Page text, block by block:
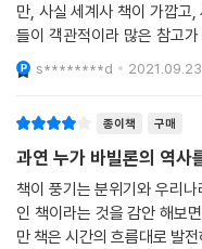
만, 사실 세계사 책이 가깝고
들이 객관적이라 많은 참고가 된다. CLC(기독교문서선교
근동시리즈로 비슷한 표지와
되고 있는데 그
s********d
종이책 구매
과연 누가 바빌론의 역사
책이 풍기는 분위기와 우리
인 책이라는 것을 감안 해보
만 책은 시간의 흐름대로 발